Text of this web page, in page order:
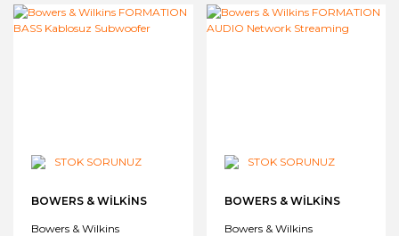
STOK SORUNUZ
BOWERS & WILKINS
Bowers & Wilkins
STOK SORUNUZ
BOWERS & WILKINS
Bowers & Wilkins